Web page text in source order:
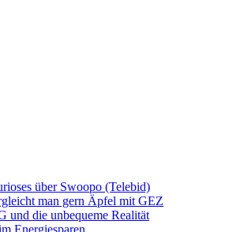
über Swoopo (Telebid)
man gern Äpfel mit GEZ
und die unbequeme Realität